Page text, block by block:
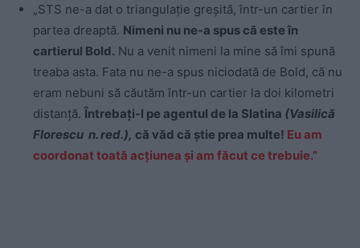
„STS ne-a dat o triangulație greșită, într-un cartier în
partea dreaptă. Nimeni nu ne-a spus că este în
cartierul Bold. Nu a venit nimeni la mine să îmi spună
treaba asta. Fata nu ne-a spus niciodată de Bold, că nu
eram nebuni să căutăm într-un cartier la doi kilometri
distanță. Întrebați-l pe agentul de la Slatina (Vasilică
Florescu n. red.), că văd că știe prea multe! Eu am
coordonat toată acțiunea și am făcut ce trebuie.”